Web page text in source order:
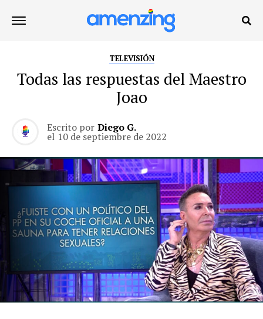
TELEVISIÓN
Todas las respuestas del Maestro
Joao
Escrito por Diego G.
el 10 de septiembre de 2022